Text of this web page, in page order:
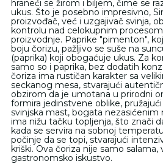
hraneći se žirom i biljem, čime se
ukus. Što je posebno impresivno,
proizvođač, već i uzgajivač svinja,
kontrolu nad celokupnim
proizvodnje. Paprike "pimenton",
boju čorizu, pažljivo se suše na
(paprika) koji obogaćuje ukus. Za
samo so i paprika, bez dodatih
čoriza ima rustičan karakter sa
seckanog mesa, stvarajući
obzirom da je umotana u prirodni
formira jedinstvene oblike,
svinjska mast, bogata nezasićenim
ima nižu tačku topljenja, što znači
kada se servira na sobnoj
počinje da se topi, stvarajući
kriški. Ova čoriza nije samo salama,
gastronomsko iskustvo.